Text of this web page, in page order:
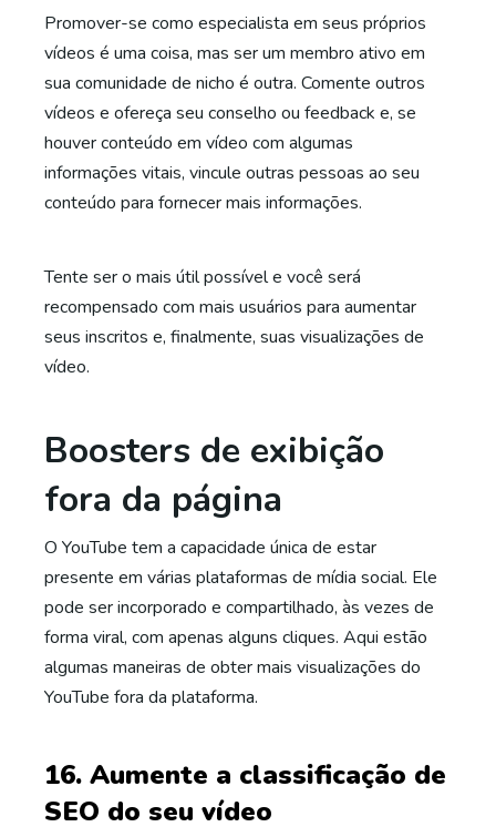
Promover-se como especialista em seus próprios
vídeos é uma coisa, mas ser um membro ativo em
sua comunidade de nicho é outra. Comente outros
vídeos e ofereça seu conselho ou feedback e, se
houver conteúdo em vídeo com algumas
informações vitais, vincule outras pessoas ao seu
conteúdo para fornecer mais informações.
Tente ser o mais útil possível e você será
recompensado com mais usuários para aumentar
seus inscritos e, finalmente, suas visualizações de
vídeo.
Boosters de exibição
fora da página
O YouTube tem a capacidade única de estar
presente em várias plataformas de mídia social. Ele
pode ser incorporado e compartilhado, às vezes de
forma viral, com apenas alguns cliques. Aqui estão
algumas maneiras de obter mais visualizações do
YouTube fora da plataforma.
16. Aumente a classificação de
SEO do seu vídeo